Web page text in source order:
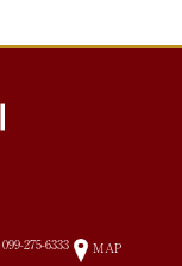
099-275-6333 MAP